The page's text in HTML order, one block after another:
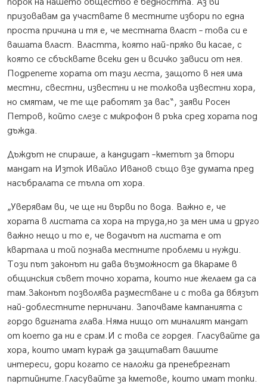
призовавам да участвате в местните избори по една
проста причина и тя е, че местната власт – това си е
вашата власт. Властта, която най-пряко ви касае, с
която се сбъсквате всеки ден и всичко зависи от нея.
Подрепете хората от тази леста, защото в нея има
местни, свестни, известни и не толкова известни хора,
но смятам, че те ще работят за вас“, заяви Росен
Петров, който слезе с микрофон в ръка сред хората под
дъжда.
Дъждът не спираше, а кандидат –кметът за втори
мандат на Изток Ивайло Иванов също взе думата пред
насъбралата се тълпа от хора.
„Уверявам ви, че ще ни върви по вода. Важно е, че
хората в листата са хора на труда,но за мен има и друго
важно нещо и то е, че водачът на листата е от
квартала и той познава местните проблеми и нужди.
Този път законът ни дава възможност да вкараме в
общинския съвет точно хората, които ние желаем да са
там.Законът позволява разместване и с това да вбязът
най-доблестните перничани. Започваме кампанията с
гордо вдигната глава.Няма нищо от миналият мандат
от което да ни е срам.И с това се гордея. Гласувайте да
хора, които имат кураж да защитават вашите
интереси, дори когато се наложи да пренебрегнат
партийните.Гласувайте за кметове, които имат топки.